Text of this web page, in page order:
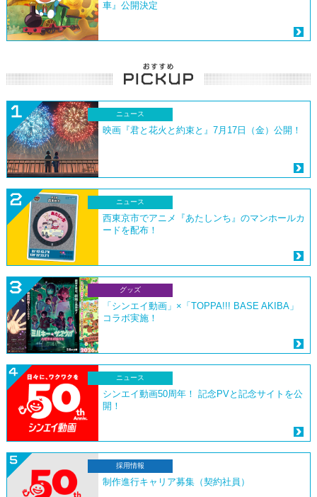
車』公開決定
ニュース
映画『君と花火と約束と』7月17日（金）公開！
ニュース
西東京市でアニメ『あたしンち』のマンホールカ
ードを配布！
グッズ
「シンエイ動画」×「TOPPA!!! BASE AKIBA」
コラボ実施！
ニュース
シンエイ動画50周年！ 記念PVと記念サイトを公
開！
採用情報
制作進行キャリア募集（契約社員）